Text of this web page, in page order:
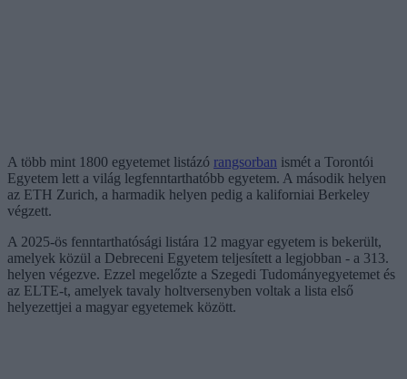
A több mint 1800 egyetemet listázó rangsorban ismét a Torontói
Egyetem lett a világ legfenntarthatóbb egyetem. A második helyen
az ETH Zurich, a harmadik helyen pedig a kaliforniai Berkeley
végzett.
A 2025-ös fenntarthatósági listára 12 magyar egyetem is bekerült,
amelyek közül a Debreceni Egyetem teljesített a legjobban - a 313.
helyen végezve. Ezzel megelőzte a Szegedi Tudományegyetemet és
az ELTE-t, amelyek tavaly holtversenyben voltak a lista első
helyezettjei a magyar egyetemek között.